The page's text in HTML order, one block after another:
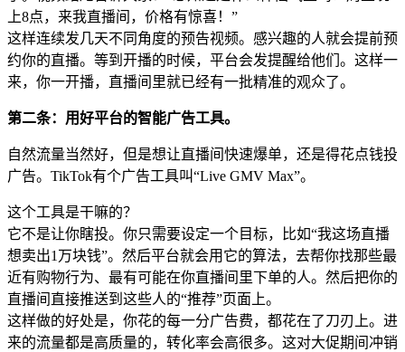
上8点，来我直播间，价格有惊喜！”
这样连续发几天不同角度的预告视频。感兴趣的人就会提前预
约你的直播。等到开播的时候，平台会发提醒给他们。这样一
来，你一开播，直播间里就已经有一批精准的观众了。
第二条：用好平台的智能广告工具。
自然流量当然好，但是想让直播间快速爆单，还是得花点钱投
广告。TikTok有个广告工具叫“Live GMV Max”。
这个工具是干嘛的？
它不是让你瞎投。你只需要设定一个目标，比如“我这场直播
想卖出1万块钱”。然后平台就会用它的算法，去帮你找那些最
近有购物行为、最有可能在你直播间里下单的人。然后把你的
直播间直接推送到这些人的“推荐”页面上。
这样做的好处是，你花的每一分广告费，都花在了刀刃上。进
来的流量都是高质量的，转化率会高很多。这对大促期间冲销